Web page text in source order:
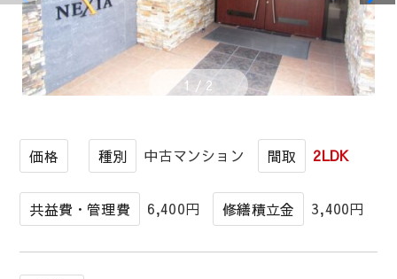
1 / 2
価格 種別 中古マンション 間取 2LDK
共益費・管理費 6,400円 修繕積立金 3,400円